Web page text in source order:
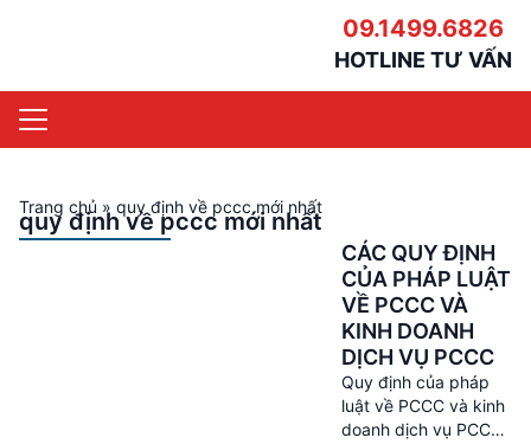
09.1499.6826
HOTLINE TƯ VẤN
Trang chủ » quy định về pccc mới nhất
quy định về pccc mới nhất
CÁC QUY ĐỊNH
CỦA PHÁP LUẬT
VỀ PCCC VÀ
KINH DOANH
DỊCH VỤ PCCC
Quy định của pháp
luật về PCCC và kinh
doanh dịch vụ PCCC